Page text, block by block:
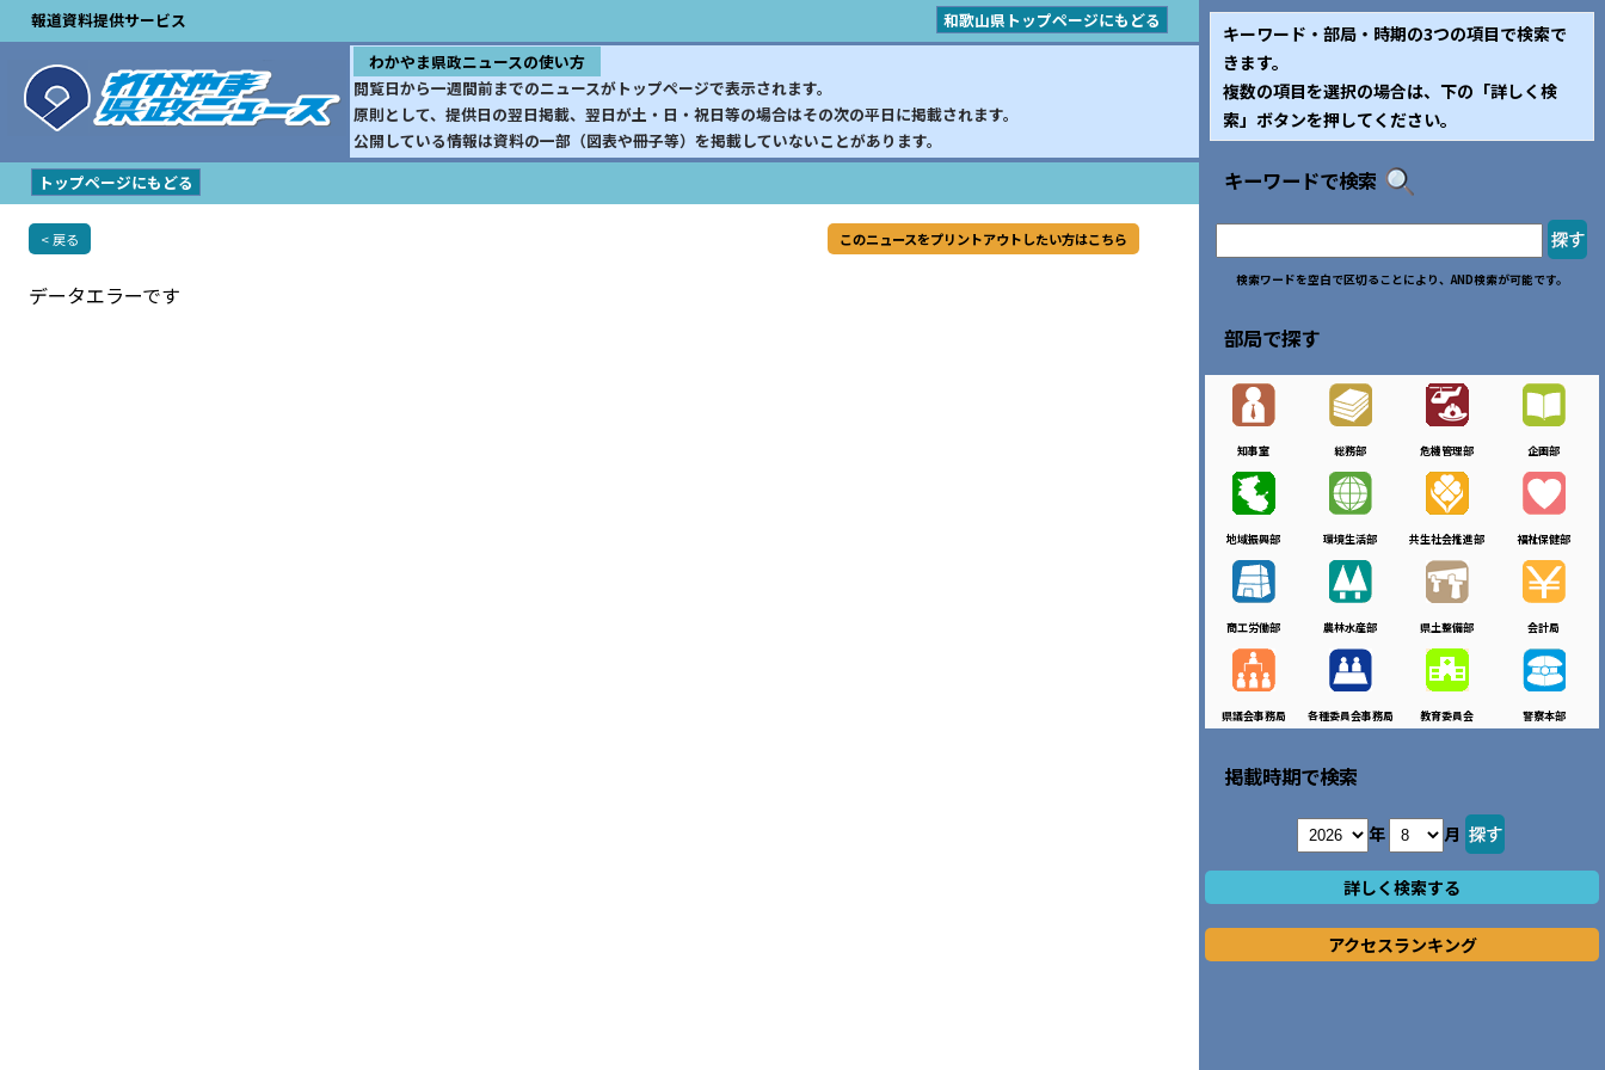
報道資料提供サービス
和歌山県トップページにもどる
わかやま県政ニュースの使い方
閲覧日から一週間前までのニュースがトップページで表示されます。
原則として、提供日の翌日掲載、翌日が土・日・祝日等の場合はその次の平日に掲載されます。
公開している情報は資料の一部（図表や冊子等）を掲載していないことがあります。
トップページにもどる
< 戻る このニュースをプリントアウトしたい方はこちら
データエラーです
キーワード・部局・時期の3つの項目で検索で
きます。
複数の項目を選択の場合は、下の「詳しく検
索」ボタンを押してください。
キーワードで検索
検索ワードを空白で区切ることにより、AND検索が可能です。
部局で探す
知事室 総務部 危機管理部 企画部
地域振興部 環境生活部 共生社会推進部 福祉保健部
商工労働部 農林水産部 県土整備部 会計局
県議会事務局 各種委員会事務局 教育委員会 警察本部
掲載時期で検索
年 月
詳しく検索する
アクセスランキング